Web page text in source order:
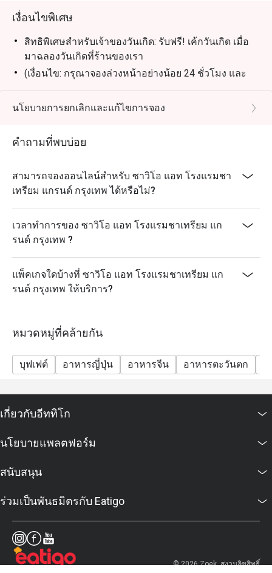
เงื่อนไขพิเศษ
สิทธิพิเศษสำหรับเจ้าของวันเกิด: รับฟรี! เค้กวันเกิด เมื่อ
มาฉลองวันเกิดที่ร้านของเรา
(เงื่อนไข: กรุณาจองล่วงหน้าอย่างน้อย 24 ชั่วโมง และ
ระบุข้อความ "ฉลองวันเกิด" ในรายละเอียดการจอง)
นโยบายการยกเลิกและแก้ไขการจอง
คำถามที่พบบ่อย
สามารถจองออนไลน์สำหรับ ซาวิโอ แอท โรงแรมชา
เทรียม แกรนด์ กรุงเทพ ได้หรือไม่?
เวลาทำการของ ซาวิโอ แอท โรงแรมชาเทรียม แก
รนด์ กรุงเทพ ?
แพ็คเกจใดบ้างที่ ซาวิโอ แอท โรงแรมชาเทรียม แก
รนด์ กรุงเทพ ให้บริการ?
หมวดหมู่ที่คล้ายกัน
บุฟเฟต์ อาหารญี่ปุ่น อาหารจีน อาหารตะวันตก
เกี่ยวกับอีททิโก
นโยบายแพลตฟอร์ม
สนับสนุน
ร่วมเป็นพันธมิตรกับ Eatigo
© 2026 Zoek. สงวนลิขสิทธิ์